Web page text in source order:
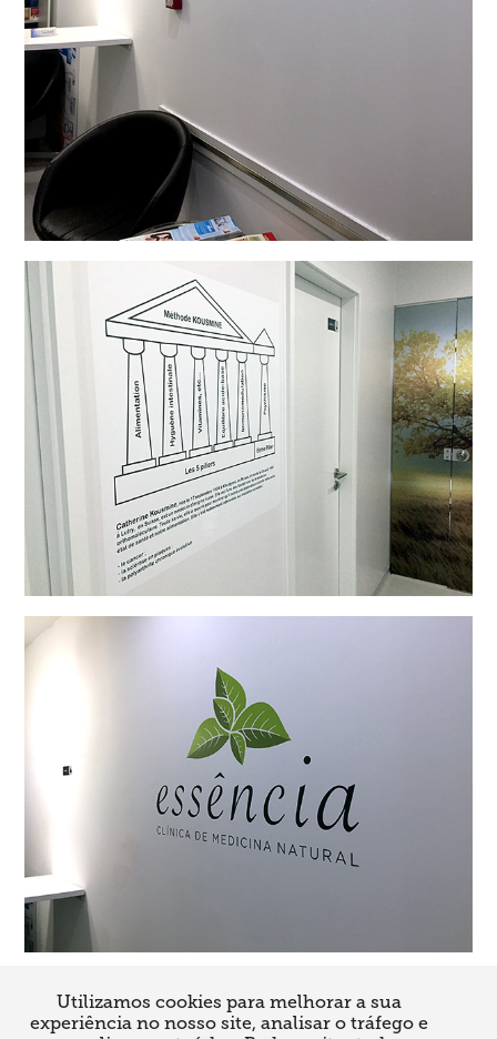
↑ Back to Top
Utilizamos cookies para melhorar a sua
experiência no nosso site, analisar o tráfego e